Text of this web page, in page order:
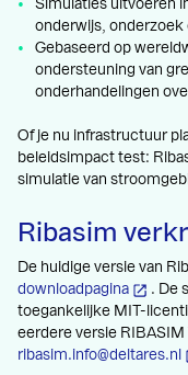
Simulaties uitvoeren
onderwijs,
Gebaseerd op
ondersteuning van
onderhandelingen
Of je nu infrastructuur
beleidsimpact test:
simulatie van
Ribasim
De huidige versie van
downloadpagina
. De
toegankelijke MIT-
eerdere versie
ribasim.info@deltares.nl